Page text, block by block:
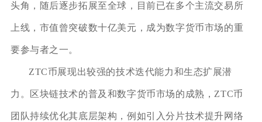
头角，随后逐步拓展至全球，目前已在多个主流交易所
上线，市值曾突破数十亿美元，成为数字货币市场的重
要参与者之一。
ZTC币展现出较强的技术迭代能力和生态扩展潜
力。区块链技术的普及和数字货币市场的成熟，ZTC币
团队持续优化其底层架构，例如引入分片技术提升网络